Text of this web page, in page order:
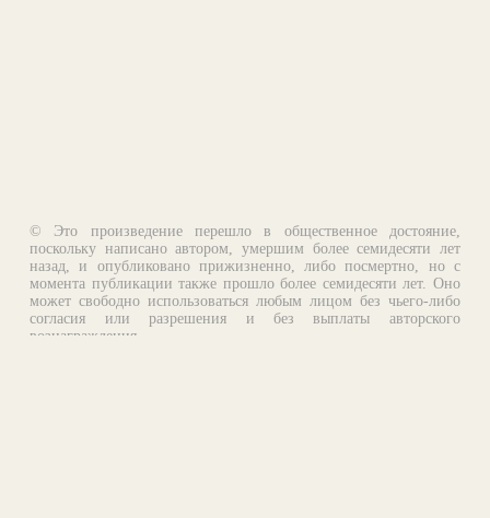
© Это произведение перешло в общественное достояние,
поскольку написано автором, умершим более семидесяти лет
назад, и опубликовано прижизненно, либо посмертно, но с
момента публикации также прошло более семидесяти лет. Оно
может свободно использоваться любым лицом без чьего-либо
согласия или разрешения и без выплаты авторского
вознаграждения.